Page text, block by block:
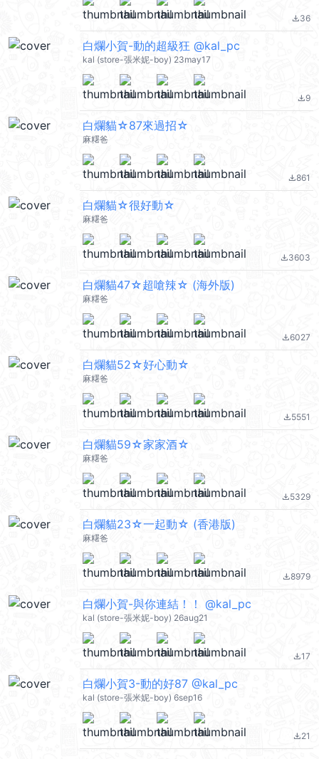
file_download36
白爛小賀-動的超級狂 @kal_pc
kal (store-張米妮-boy) 23may17
file_download9
白爛貓☆87來過招☆
麻糬爸
file_download861
白爛貓☆很好動☆
麻糬爸
file_download3603
白爛貓47☆超嗆辣☆ (海外版)
麻糬爸
file_download6027
白爛貓52☆好心動☆
麻糬爸
file_download5551
白爛貓59☆家家酒☆
麻糬爸
file_download5329
白爛貓23☆一起動☆ (香港版)
麻糬爸
file_download8979
白爛小賀-與你連結！！ @kal_pc
kal (store-張米妮-boy) 26aug21
file_download17
白爛小賀3-動的好87 @kal_pc
kal (store-張米妮-boy) 6sep16
file_download21